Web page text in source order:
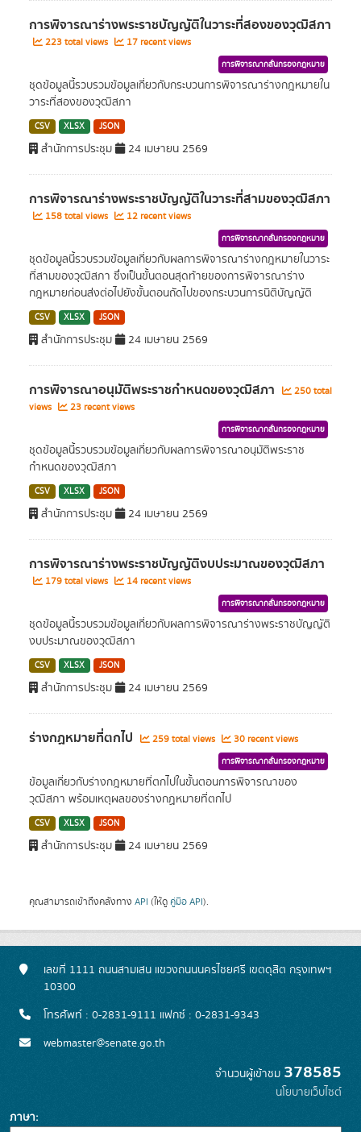
การพิจารณาร่างพระราชบัญญัติในวาระที่สองของวุฒิสภา
223 total views 17 recent views
การพิจารณากลั่นกรองกฎหมาย
ชุดข้อมูลนี้รวบรวมข้อมูลเกี่ยวกับกระบวนการพิจารณาร่างกฎหมายใน
วาระที่สองของวุฒิสภา
CSV XLSX JSON
สำนักการประชุม 24 เมษายน 2569
การพิจารณาร่างพระราชบัญญัติในวาระที่สามของวุฒิสภา
158 total views 12 recent views
การพิจารณากลั่นกรองกฎหมาย
ชุดข้อมูลนี้รวบรวมข้อมูลเกี่ยวกับผลการพิจารณาร่างกฎหมายในวาระ
ที่สามของวุฒิสภา ซึ่งเป็นขั้นตอนสุดท้ายของการพิจารณาร่าง
กฎหมายก่อนส่งต่อไปยังขั้นตอนถัดไปของกระบวนการนิติบัญญัติ
CSV XLSX JSON
สำนักการประชุม 24 เมษายน 2569
การพิจารณาอนุมัติพระราชกำหนดของวุฒิสภา
250 total
views
23 recent views
การพิจารณากลั่นกรองกฎหมาย
ชุดข้อมูลนี้รวบรวมข้อมูลเกี่ยวกับผลการพิจารณาอนุมัติพระราช
กำหนดของวุฒิสภา
CSV XLSX JSON
สำนักการประชุม 24 เมษายน 2569
การพิจารณาร่างพระราชบัญญัติงบประมาณของวุฒิสภา
179 total views 14 recent views
การพิจารณากลั่นกรองกฎหมาย
ชุดข้อมูลนี้รวบรวมข้อมูลเกี่ยวกับผลการพิจารณาร่างพระราชบัญญัติ
งบประมาณของวุฒิสภา
CSV XLSX JSON
สำนักการประชุม 24 เมษายน 2569
ร่างกฏหมายที่ตกไป 259 total views 30 recent views
การพิจารณากลั่นกรองกฎหมาย
ข้อมูลเกี่ยวกับร่างกฎหมายที่ตกไปในขั้นตอนการพิจารณาของ
วุฒิสภา พร้อมเหตุผลของร่างกฏหมายที่ตกไป
CSV XLSX JSON
สำนักการประชุม 24 เมษายน 2569
คุณสามารถเข้าถึงคลังทาง API (ให้ดู คู่มือ API).
เลขที่ 1111 ถนนสามเสน แขวงถนนนครไชยศรี เขตดุสิต กรุงเทพฯ
10300
โทรศัพท์ : 0-2831-9111 แฟกซ์ : 0-2831-9343
webmaster@senate.go.th
จำนวนผู้เข้าชม 378585
นโยบายเว็บไซต์
ภาษา